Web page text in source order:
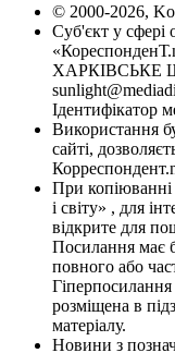
© 2000-2026,
Суб'єкт у сфері
ХАРКІВСЬКЕ
Ідентифікатор
Використання
сайті,
При копіюванні
і світу» , для
відкрите для
Посилання має
повного або
розміщена в
матеріалу.
Новини з